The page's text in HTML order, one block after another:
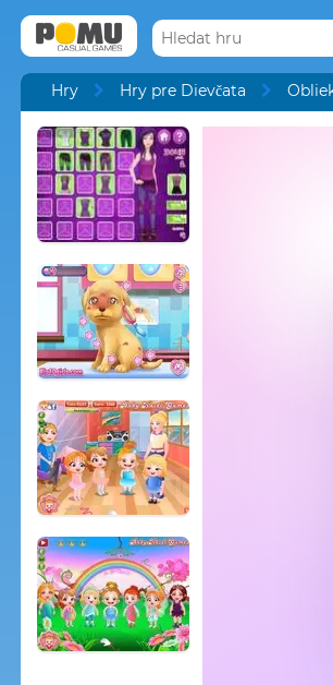
Hry Hry pre Dievčata